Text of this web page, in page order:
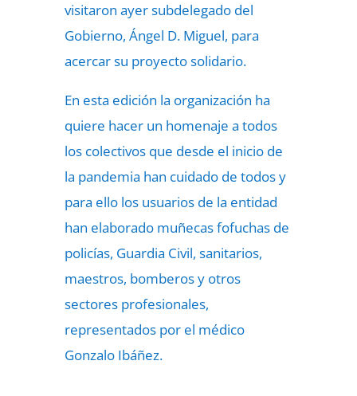
visitaron ayer subdelegado del
Gobierno, Ángel D. Miguel, para
acercar su proyecto solidario.
En esta edición la organización ha
quiere hacer un homenaje a todos
los colectivos que desde el inicio de
la pandemia han cuidado de todos y
para ello los usuarios de la entidad
han elaborado muñecas fofuchas de
policías, Guardia Civil, sanitarios,
maestros, bomberos y otros
sectores profesionales,
representados por el médico
Gonzalo Ibáñez.